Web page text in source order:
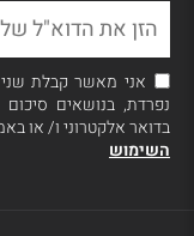
אני מאשר קבלת
נפרדת, בנושאים סיכום
בדואר אלקטרוני ו/ או
השימוש